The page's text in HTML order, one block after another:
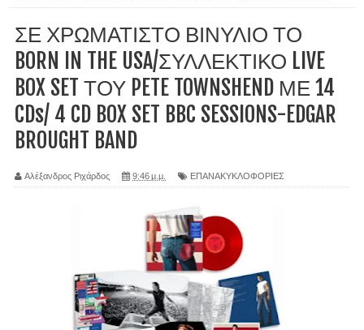
ΣΕ ΧΡΩΜΑΤΙΣΤΟ ΒΙΝΥΛΙΟ ΤΟ
BORN IN THE USA/ΣΥΛΛΕΚΤΙΚΟ LIVE
BOX SET ΤΟΥ PETE TOWNSHEND ΜΕ 14
CDs/ 4 CD BOX SET BBC SESSIONS-EDGAR
BROUGHT BAND
Αλέξανδρος Ριχάρδος 9:46 μ.μ. ΕΠΑΝΑΚΥΚΛΟΦΟΡΙΕΣ